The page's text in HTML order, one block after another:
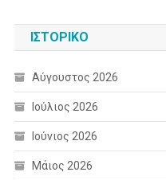
ΙΣΤΟΡΙΚΌ
Αύγουστος 2026
Ιούλιος 2026
Ιούνιος 2026
Μάιος 2026